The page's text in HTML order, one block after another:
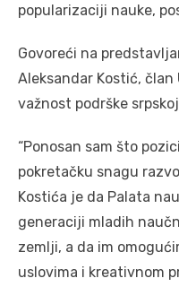
popularizaciji nauke,
Govoreći na
Aleksandar Kostić,
važnost podrške
“Ponosan sam što
pokretačku snagu
Kostića je da Palata
generaciji mladih
zemlji, a da im
uslovima i kreativnom